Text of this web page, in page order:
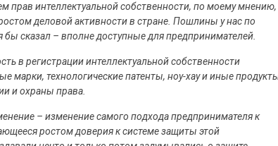
прав интеллектуальной собственности, по моему мнению,
деловой активности в стране. Пошлины у нас по
сказал – вполне доступные для предпринимателей.
в регистрации интеллектуальной собственности
марки, технологические патенты, ноу-хау и иные
и охраны права.
– изменение самого подхода предпринимателя к
ростом доверия к системе защиты этой